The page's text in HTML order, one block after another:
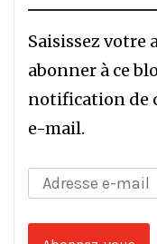
Saisissez votre
abonner à ce
notification de
e-mail.
Adresse
mail